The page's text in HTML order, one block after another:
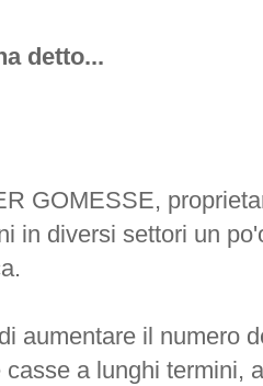
detto...
GOMESSE,
in diversi settori un
aumentare il numero
casse a lunghi termini,